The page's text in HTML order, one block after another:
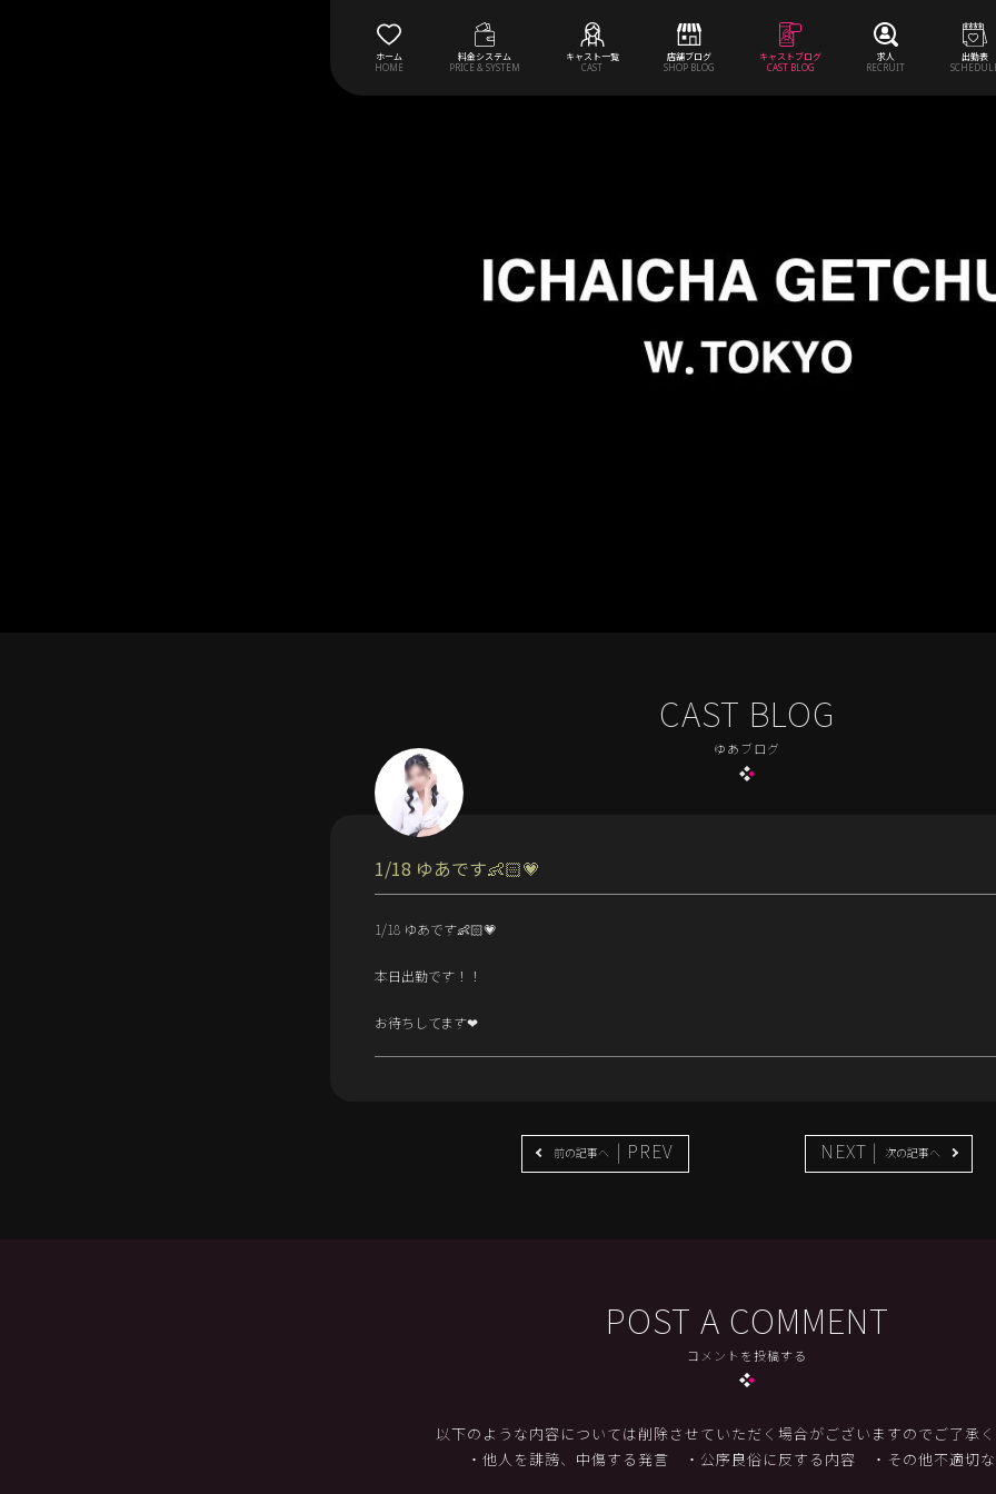
ホーム
HOME
料金システム
PRICE & SYSTEM
キャスト一覧
CAST
店舗ブログ
SHOP BLOG
キャストブログ
CAST BLOG
求人
RECRUIT
出勤表
CAST BLOG
ゆあブログ
1/18 ゆあです👶🏻💗
1/18 ゆあです👶🏻💗
本日出勤です！！
お待ちしてます❤︎
前の記事へ | PREV NEXT | 次の記事へ
POST A COMMENT
コメントを投稿する
以下のような内容については削除させていただく場合がございますのでご了承く
・他人を誹謗、中傷する発言
・公序良俗に反する内容 ・その他不適切